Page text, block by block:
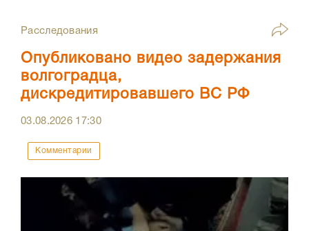
Расследования
Опубликовано видео задержания
волгоградца,
дискредитировавшего ВС РФ
03.08.2026 17:30
Комментарии